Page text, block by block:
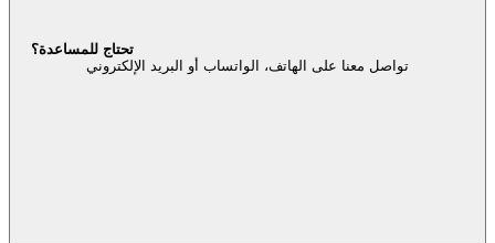
تحتاج للمساعدة؟
تواصل معنا على الهاتف، الواتساب أو البريد الإلكتروني